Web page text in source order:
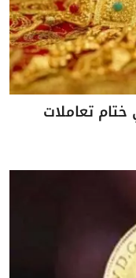
جنيهًا في ختام تعاملات